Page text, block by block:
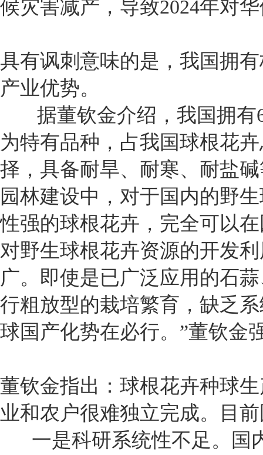
候灾害减产，导致2024年对
具有讽刺意味的是，我国拥
产业优势。
据董钦金介绍，我国拥有
为特有品种，占我国球根花
择，具备耐旱、耐寒、耐盐
园林建设中，对于国内的野
性强的球根花卉，完全可以
对野生球根花卉资源的开发
广。即使是已广泛应用的石
行粗放型的栽培繁育，缺乏
球国产化势在必行。”董钦金
董钦金指出：球根花卉种球
业和农户很难独立完成。目
一是科研系统性不足。国